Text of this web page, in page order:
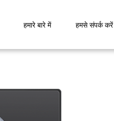
हमारे बारे में हमसे संपर्क करें